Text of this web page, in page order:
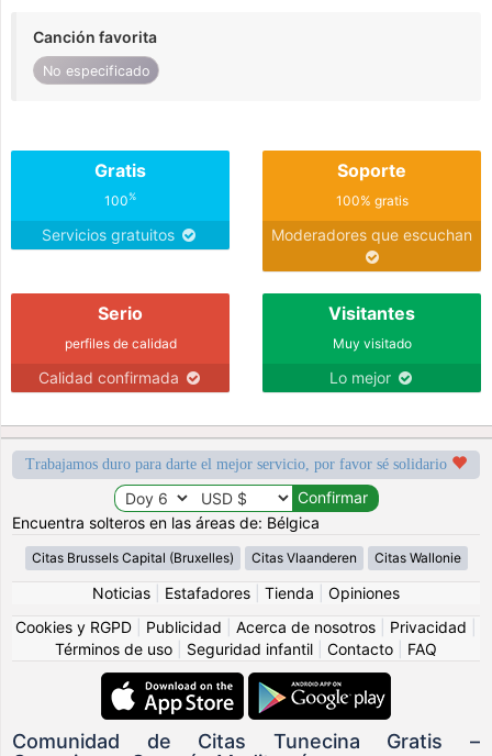
Canción favorita
No especificado
Gratis
100%
Servicios gratuitos
Soporte
100% gratis
Moderadores que escuchan
Serio
perfiles de calidad
Calidad confirmada
Visitantes
Muy visitado
Lo mejor
Trabajamos duro para darte el mejor servicio, por favor sé solidario
Encuentra solteros en las áreas de: Bélgica
Citas Brussels Capital (Bruxelles) Citas Vlaanderen Citas Wallonie
Noticias Estafadores Tienda
Opiniones
Cookies y RGPD
Publicidad Acerca de nosotros Privacidad
Términos de uso
Seguridad infantil Contacto FAQ
Comunidad de Citas Tunecina Gratis –